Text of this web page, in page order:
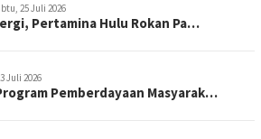
25 Juli 2026
Pertamina Hulu Rokan Pa…
Juli 2026
Pemberdayaan Masyarak…